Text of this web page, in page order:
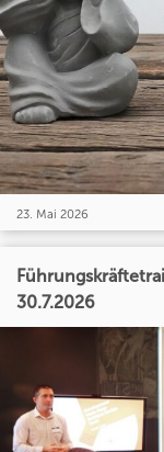
23. Mai 2026
30.7.2026